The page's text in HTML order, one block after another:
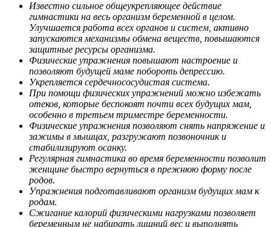
Известно сильное общеукрепляющее действие
гимнастики на весь организм беременной в целом.
Улучшается работа всех органов и систем, активно
запускаются механизмы обмена веществ, повышаются
защитные ресурсы организма.
Физические упражнения повышают настроение и
позволяют будущей маме побороть депрессию.
Укрепляется сердечнососудистая система.
При помощи физических упражнений можно избежать
отеков, которые беспокоят почти всех будущих мам,
особенно в третьем триместре беременности.
Физические упражнения позволяют снять напряжение и
зажимы в мышцах, разгружают позвоночник и
стабилизируют осанку.
Регулярная гимнастика во время беременности позволит
женщине быстро вернуться в прежнюю форму после
родов.
Упражнения подготавливают организм будущих мам к
родам.
Сжигание калорий физическими нагрузками позволяет
беременным не набирать лишний вес и выполнять